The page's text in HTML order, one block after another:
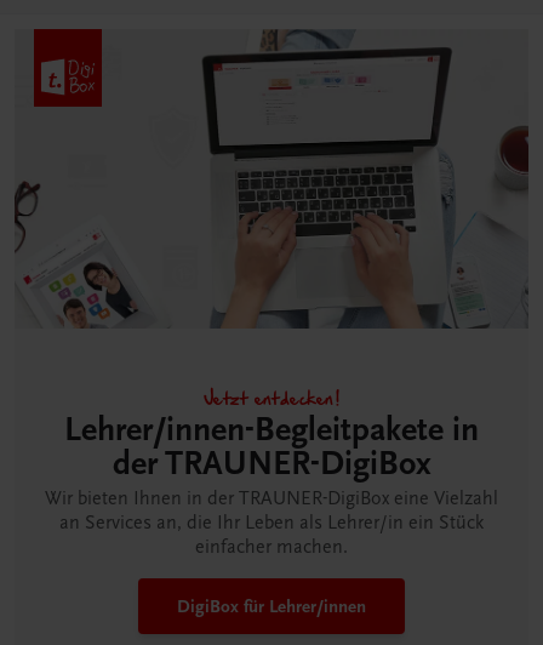
Jetzt entdecken!
Lehrer/innen-Begleitpakete in
der TRAUNER-DigiBox
Wir bieten Ihnen in der TRAUNER-DigiBox eine Vielzahl
an Services an, die Ihr Leben als Lehrer/in ein Stück
einfacher machen.
DigiBox für Lehrer/innen